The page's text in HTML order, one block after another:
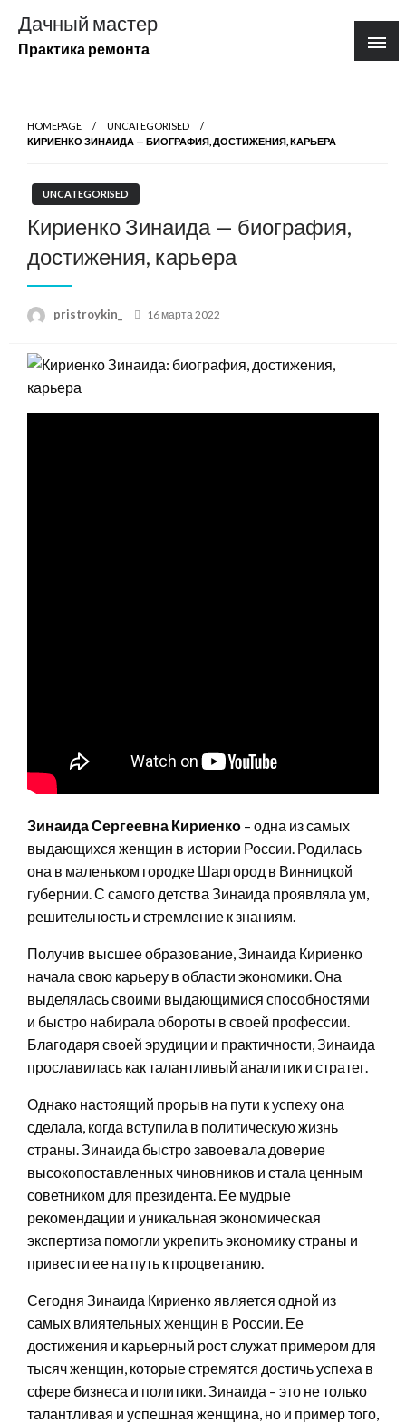
содержимому
Дачный мастер
Практика ремонта
HOMEPAGE
UNCATEGORISED
КИРИЕНКО ЗИНАИДА — БИОГРАФИЯ, ДОСТИЖЕНИЯ, КАРЬЕРА
UNCATEGORISED
Кириенко Зинаида — биография,
достижения, карьера
pristroykin_
Posted
16 марта 2022
Зинаида Сергеевна Кириенко – одна из самых
выдающихся женщин в истории России. Родилась
она в маленьком городке Шаргород в Винницкой
губернии. С самого детства Зинаида проявляла ум,
решительность и стремление к знаниям.
Получив высшее образование, Зинаида Кириенко
начала свою карьеру в области экономики. Она
выделялась своими выдающимися способностями
и быстро набирала обороты в своей профессии.
Благодаря своей эрудиции и практичности, Зинаида
прославилась как талантливый аналитик и стратег.
Однако настоящий прорыв на пути к успеху она
сделала, когда вступила в политическую жизнь
страны. Зинаида быстро завоевала доверие
высокопоставленных чиновников и стала ценным
советником для президента. Ее мудрые
рекомендации и уникальная экономическая
экспертиза помогли укрепить экономику страны и
привести ее на путь к процветанию.
Сегодня Зинаида Кириенко является одной из
самых влиятельных женщин в России. Ее
достижения и карьерный рост служат примером для
тысяч женщин, которые стремятся достичь успеха в
сфере бизнеса и политики. Зинаида – это не только
талантливая и успешная женщина, но и пример того,